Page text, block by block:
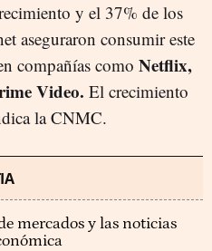
y el 37% de los
aseguraron consumir este
compañías como Netflix,
Video. El crecimiento
la CNMC.
mercados y las noticias